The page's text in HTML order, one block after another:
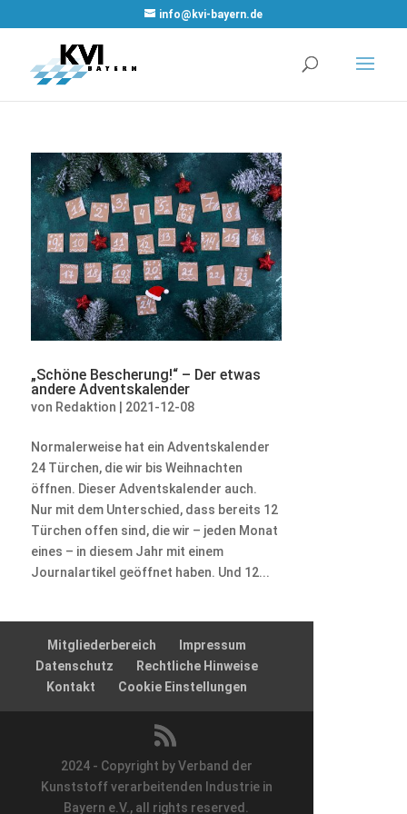
info@kvi-bayern.de
„Schöne Bescherung!“ – Der etwas
andere Adventskalender
von Redaktion 2021-12-08
Normalerweise hat ein Adventskalender
24 Türchen, die wir bis Weihnachten
öffnen. Dieser Adventskalender auch.
Nur mit dem Unterschied, dass bereits 12
Türchen offen sind, die wir – jeden Monat
eines – in diesem Jahr mit einem
Journalartikel geöffnet haben. Und 12...
Mitgliederbereich
Impressum
Datenschutz
Rechtliche Hinweise
Kontakt
Cookie Einstellungen
2024 - Copyright by Verband der
Kunststoff verarbeitenden Industrie in
Bayern e.V., all rights reserved.
Cookie Plugin
Cookie Banner